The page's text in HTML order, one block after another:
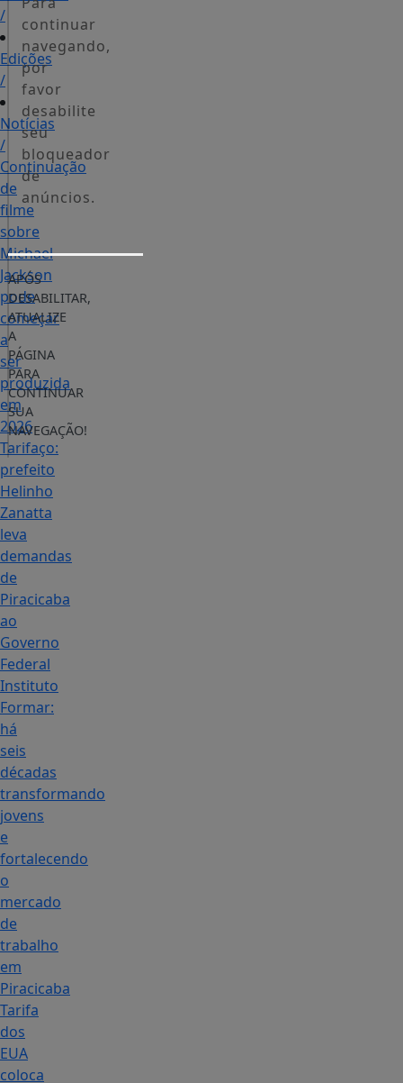
/
Edições
/
Notícias
/
Continuação
de
filme
sobre
Michael
Jackson
pode
começar
a
ser
produzida
em
2026
Tarifaço:
prefeito
Helinho
Zanatta
leva
demandas
de
Piracicaba
ao
Governo
Federal
Instituto
Formar:
há
seis
décadas
transformando
jovens
e
fortalecendo
o
mercado
de
trabalho
em
Piracicaba
Tarifa
dos
EUA
coloca
continuar
navegando,
por
favor
desabilite
seu
bloqueador
de
anúncios.
APÓS
DESABILITAR,
ATUALIZE
A
PÁGINA
PARA
CONTINUAR
SUA
NAVEGAÇÃO!